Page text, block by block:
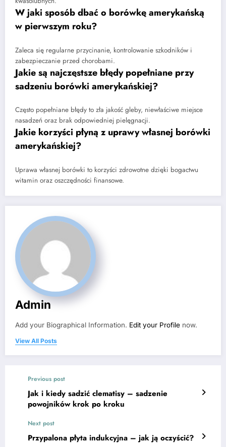
W jaki sposób dbać o borówkę amerykańską
w pierwszym roku?
Zaleca się regularne przycinanie, kontrolowanie szkodników i
zabezpieczanie przed chorobami.
Jakie są najczęstsze błędy popełniane przy
sadzeniu borówki amerykańskiej?
Często popełniane błędy to zła jakość gleby, niewłaściwe miejsce
nasadzeń oraz brak odpowiedniej pielęgnacji.
Jakie korzyści płyną z uprawy własnej borówki
amerykańskiej?
Uprawa własnej borówki to korzyści zdrowotne dzięki bogactwu
witamin oraz oszczędności finansowe.
Admin
Add your Biographical Information. Edit your Profile now.
View All Posts
Previous post
Jak i kiedy sadzić clematisy – sadzenie
powojników krok po kroku
Next post
Przypalona płyta indukcyjna – jak ją oczyścić?